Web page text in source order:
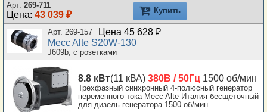
Арт. 269-711
Цена: 43 039 ₽ Купить
Арт. 269-157
Цена 45 628 ₽
Mecc Alte S20W-130
J609b, с розетками
8.8 кВт(11 кВА) 380В / 50Гц 1500 об/мин
Трехфазный синхронный 4-полюсный генератор
переменного тока Mecc Alte Италия бесщеточный
для дизель генератора 1500 об/мин.